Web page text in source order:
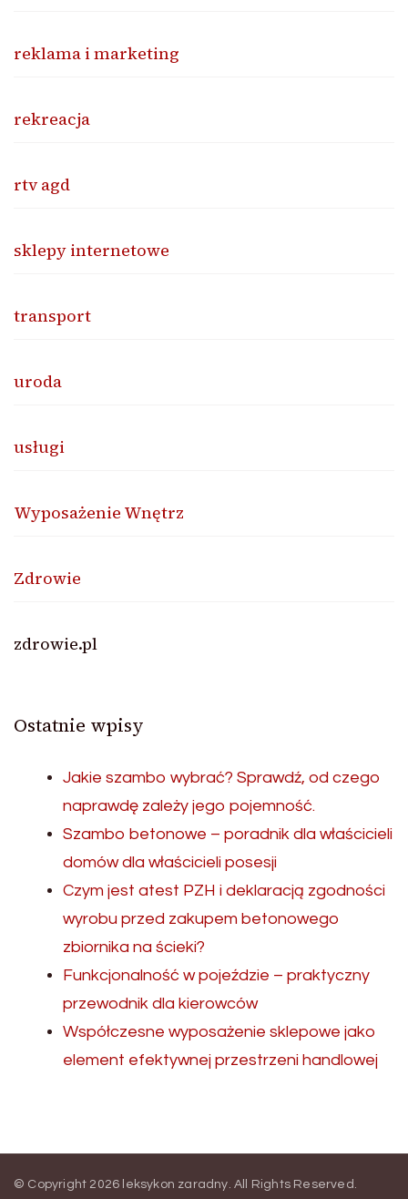
reklama i marketing
rekreacja
rtv agd
sklepy internetowe
transport
uroda
usługi
Wyposażenie Wnętrz
Zdrowie
zdrowie.pl
Ostatnie wpisy
Jakie szambo wybrać? Sprawdź, od czego
naprawdę zależy jego pojemność.
Szambo betonowe – poradnik dla właścicieli
domów dla właścicieli posesji
Czym jest atest PZH i deklaracją zgodności
wyrobu przed zakupem betonowego
zbiornika na ścieki?
Funkcjonalność w pojeździe – praktyczny
przewodnik dla kierowców
Współczesne wyposażenie sklepowe jako
element efektywnej przestrzeni handlowej
© Copyright 2026 leksykon zaradny. All Rights Reserved.